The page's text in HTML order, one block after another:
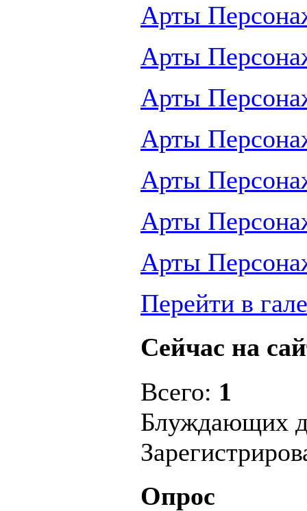
Арты
Арты
Арты
Арты
Арты
Арты
Арты
Перейти в
Сейчас на
Всего: 1
Блуждающих
Опрос